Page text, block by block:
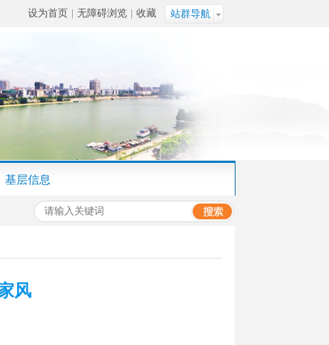
设为首页 无障碍浏览 收藏 站群导航
基层信息
风